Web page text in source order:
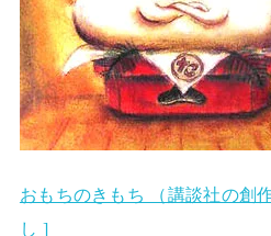
おもちのきもち （講談社の創
し ]